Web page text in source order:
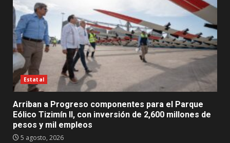
Estatal
Arriban a Progreso componentes para el Parque
Eólico Tizimín II, con inversión de 2,600 millones de
pesos y mil empleos
5 agosto, 2026